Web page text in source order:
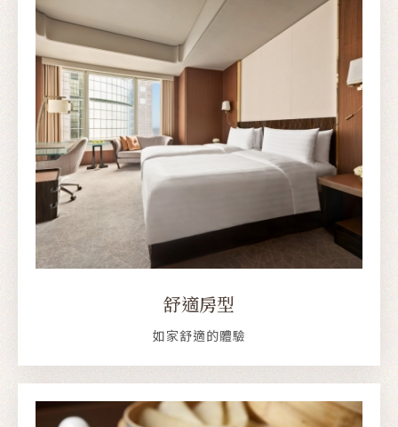
舒適房型
如家舒適的體驗